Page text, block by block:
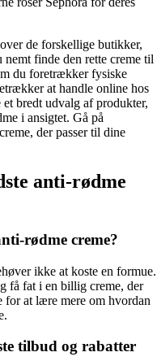
de forskellige butikker,
finde den rette creme til
du foretrækker fysiske
at handle online hos
bredt udvalg af produkter,
i ansigtet. Gå på
der passer til dine
anti-rødme
rødme creme?
ikke at koste en formue.
få fat i en billig creme, der
for at lære mere om hvordan
tilbud og rabatter